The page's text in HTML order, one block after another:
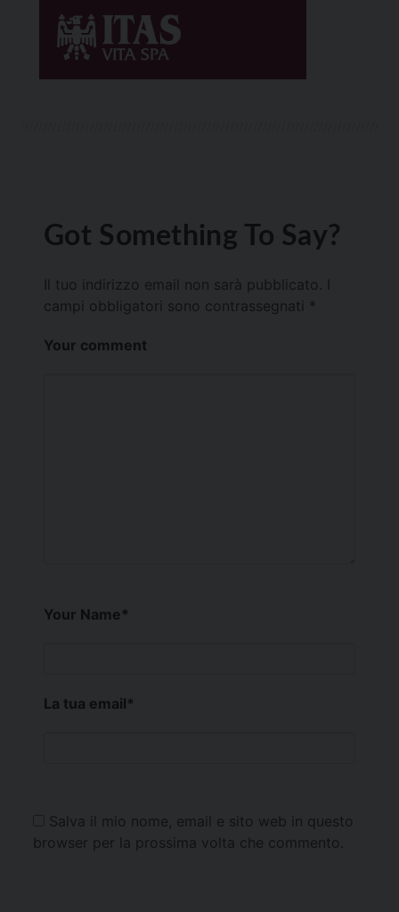
Got Something To Say?
Il tuo indirizzo email non sarà pubblicato.
campi obbligatori sono contrassegnati *
Your comment
Your Name*
La tua email*
Salva il mio nome, email e sito web in questo
browser per la prossima volta che commento.